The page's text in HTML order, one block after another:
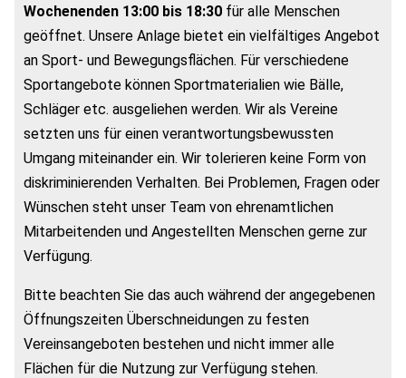
Wochenenden 13:00 bis 18:30 für alle Menschen
geöffnet. Unsere Anlage bietet ein vielfältiges Angebot
an Sport- und Bewegungsflächen. Für verschiedene
Sportangebote können Sportmaterialien wie Bälle,
Schläger etc. ausgeliehen werden. Wir als Vereine
setzten uns für einen verantwortungsbewussten
Umgang miteinander ein. Wir tolerieren keine Form von
diskriminierenden Verhalten. Bei Problemen, Fragen oder
Wünschen steht unser Team von ehrenamtlichen
Mitarbeitenden und Angestellten Menschen gerne zur
Verfügung.
Bitte beachten Sie das auch während der angegebenen
Öffnungszeiten Überschneidungen zu festen
Vereinsangeboten bestehen und nicht immer alle
Flächen für die Nutzung zur Verfügung stehen.